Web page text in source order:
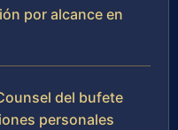
por alcance en
del bufete
personales